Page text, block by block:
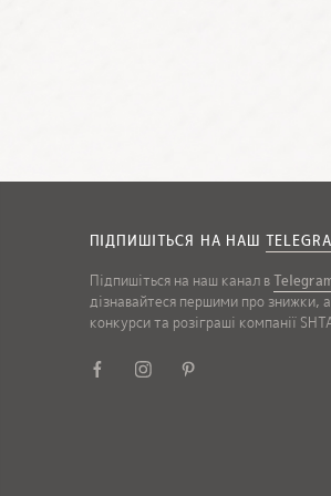
ПІДПИШІТЬСЯ НА НАШ
Підпишіться на наш канал в
дізнавайтеся першими про знижки,
конкурси та розіграші компанії